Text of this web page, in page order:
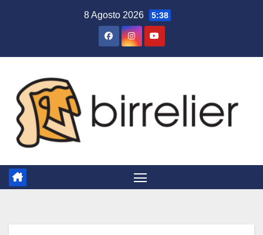
8 Agosto 2026 5:38